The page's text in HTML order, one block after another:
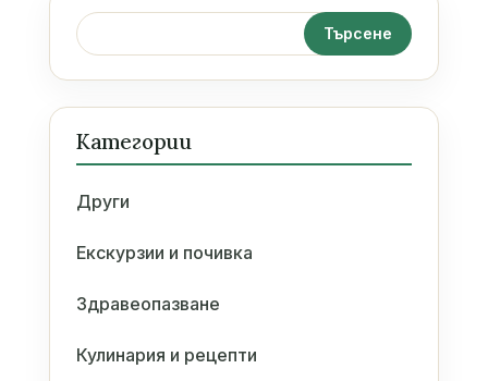
Категории
Други
Екскурзии и почивка
Здравеопазване
Кулинария и рецепти